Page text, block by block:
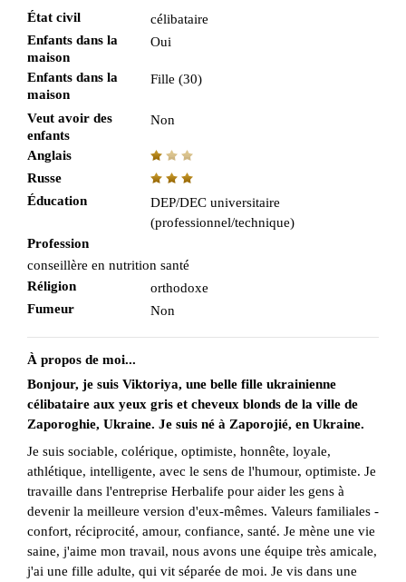
État civil
célibataire
Enfants dans la
maison
Oui
Enfants dans la
maison
Fille (30)
Veut avoir des
enfants
Non
Anglais
Russe
Éducation
DEP/DEC universitaire
(professionnel/technique)
Profession
conseillère en nutrition santé
Réligion
orthodoxe
Fumeur
Non
À propos de moi...
Bonjour, je suis Viktoriya, une belle fille ukrainienne
célibataire aux yeux gris et cheveux blonds de la ville de
Zaporoghie, Ukraine. Je suis né à Zaporojié, en Ukraine.
Je suis sociable, colérique, optimiste, honnête, loyale,
athlétique, intelligente, avec le sens de l'humour, optimiste. Je
travaille dans l'entreprise Herbalife pour aider les gens à
devenir la meilleure version d'eux-mêmes. Valeurs familiales -
confort, réciprocité, amour, confiance, santé. Je mène une vie
saine, j'aime mon travail, nous avons une équipe très amicale,
j'ai une fille adulte, qui vit séparée de moi. Je vis dans une